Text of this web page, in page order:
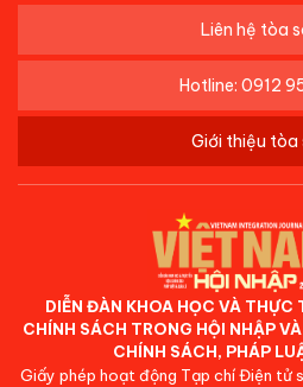
Liên hệ tòa
Hotline: 0912
Giới thiệu tòa
DIỄN ĐÀN KHOA HỌC VÀ THỰC
CHÍNH SÁCH TRONG HỘI NHẬP
CHÍNH SÁCH, PHÁP
Giấy phép hoạt động Tạp chí Điện tử